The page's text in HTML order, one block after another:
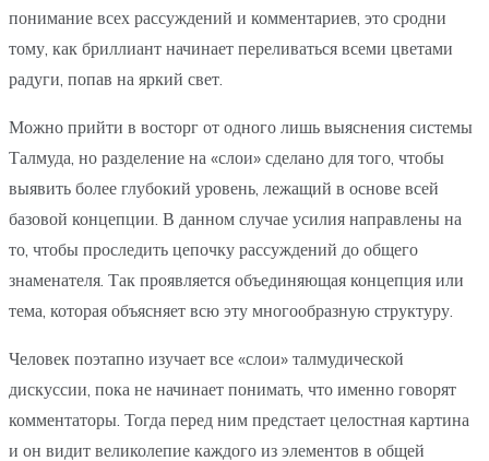
понимание всех рассуждений и комментариев, это сродни
тому, как бриллиант начинает переливаться всеми цветами
радуги, попав на яркий свет.
Можно прийти в восторг от одного лишь выяснения системы
Талмуда, но разделение на «слои» сделано для того, чтобы
выявить более глубокий уровень, лежащий в основе всей
базовой концепции. В данном случае усилия направлены на
то, чтобы проследить цепочку рассуждений до общего
знаменателя. Так проявляется объединяющая концепция или
тема, которая объясняет всю эту многообразную структуру.
Человек поэтапно изучает все «слои» талмудической
дискуссии, пока не начинает понимать, что именно говорят
комментаторы. Тогда перед ним предстает целостная картина
и он видит великолепие каждого из элементов в общей